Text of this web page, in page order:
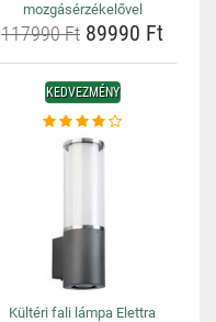
mozgásérzékelővel
117990 Ft 89990 Ft
KEDVEZMÉNY
Kültéri fali lámpa Elettra